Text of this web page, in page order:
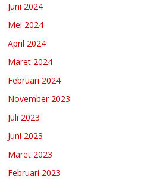
Juni 2024
Mei 2024
April 2024
Maret 2024
Februari 2024
November 2023
Juli 2023
Juni 2023
Maret 2023
Februari 2023